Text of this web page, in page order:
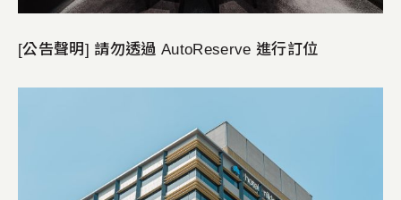
[公告聲明] 請勿透過 AutoReserve 進行訂位